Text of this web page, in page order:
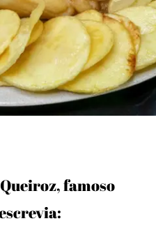
famoso